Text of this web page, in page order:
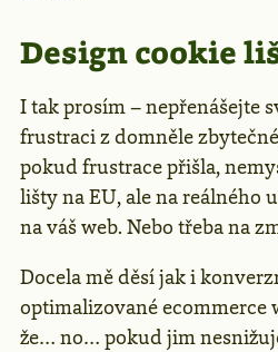
Design cookie
I tak prosím – nepřenášejte
frustraci z domněle
pokud frustrace přišla,
lišty na EU, ale na reálného
na váš web. Nebo třeba na
Docela mě děsí jak i
optimalizované ecommerce
že… no… pokud jim